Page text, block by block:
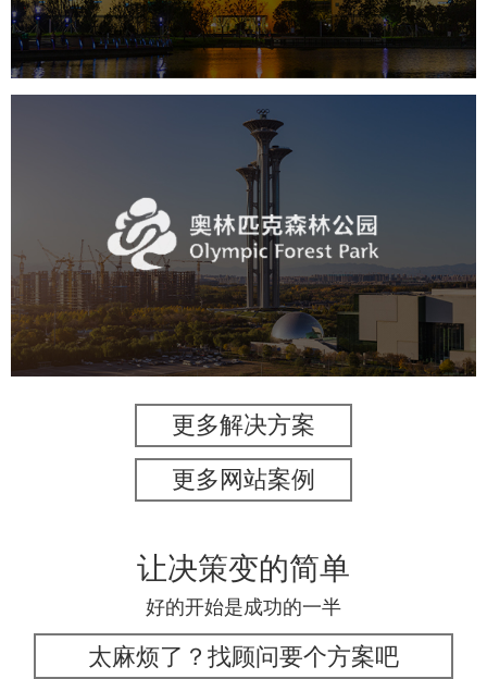
景区网站建设
奥体森林公园
旅游休闲 公园 AI人工智能
智慧公园
智慧体育公园
智能步道 智能大数据平台
更多解决方案
更多网站案例
让决策变的简单
好的开始是成功的一半
太麻烦了？找顾问要个方案吧